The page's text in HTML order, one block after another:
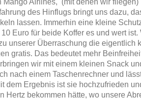
Mango Airlines, (mit denen wir
des Hinflugs bringt uns dazu,
lassen. Immerhin eine kleine
Euro für beide Koffer es und wert
unserer Überraschung die eigentlich
gratis. Das bedeutet mehr
wir mit einem kleinen Snack
nach einem Taschenrechner und
dem Ergebnis ist sie hochzufrieden
Hertz bekommen hätte, wo unsere